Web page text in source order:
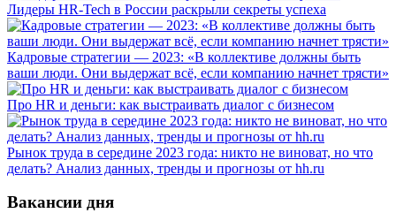
Лидеры HR-Tech в России раскрыли секреты успеха
Кадровые стратегии — 2023: «В коллективе должны быть
ваши люди. Они выдержат всё, если компанию начнет трясти»
Про HR и деньги: как выстраивать диалог с бизнесом
Рынок труда в середине 2023 года: никто не виноват, но что
делать? Анализ данных, тренды и прогнозы от hh.ru
Вакансии дня